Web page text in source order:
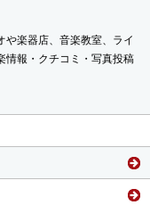
や楽器店、音楽教室、ライ
情報・クチコミ・写真投稿